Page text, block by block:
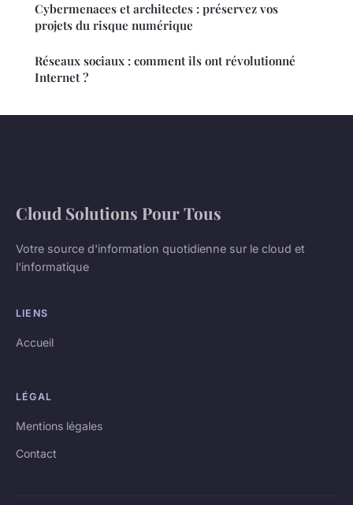
Cybermenaces et architectes : préservez vos
projets du risque numérique
Réseaux sociaux : comment ils ont révolutionné
Internet ?
Cloud Solutions Pour Tous
Votre source d'information quotidienne sur le cloud et
l'informatique
LIENS
Accueil
LÉGAL
Mentions légales
Contact